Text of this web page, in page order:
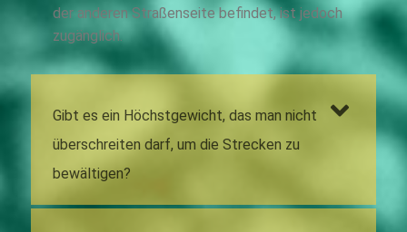
der anderen Straßenseite befindet, ist jedoch
zugänglich.
Gibt es ein Höchstgewicht, das man nicht
überschreiten darf, um die Strecken zu
bewältigen?